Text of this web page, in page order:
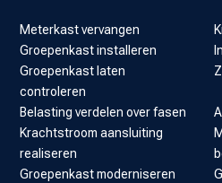
Meterkast vervangen
Groepenkast installeren
Groepenkast laten
controleren
Belasting verdelen over fasen
Krachtstroom aansluiting
realiseren
Groepenkast moderniseren